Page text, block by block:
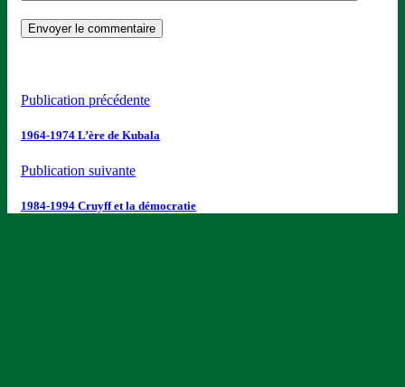
Publication précédente
1964-1974 L’ère de Kubala
Publication suivante
1984-1994 Cruyff et la démocratie